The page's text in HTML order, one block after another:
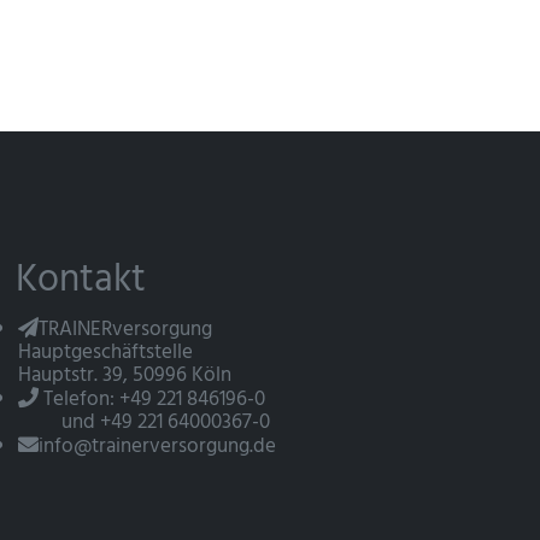
Kontakt
TRAINERversorgung
Hauptgeschäftstelle
Hauptstr. 39, 50996 Köln
Telefon: +49 221 846196-0
und +49 221 64000367-0
info@trainerversorgung.de